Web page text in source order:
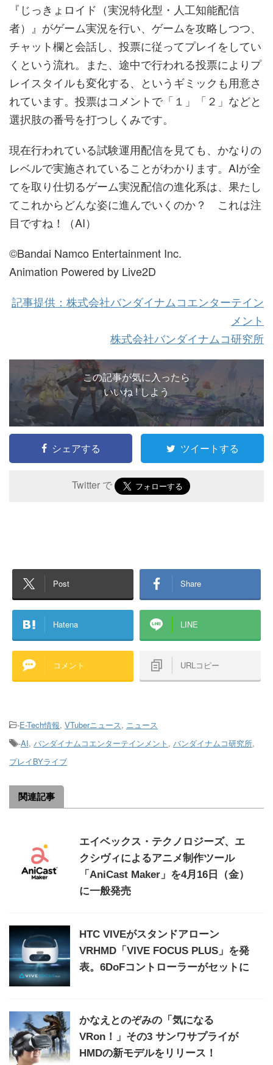
『じっきょロイド（実況特化型・人工知能配信
者）』がゲーム実況を行い、ゲームを攻略しつつ、
チャット欄と会話し、投票に従ってプレイをしてい
くという流れ。また、途中で行われる投票によりプ
レイスタイルも変化する、というギミックも用意さ
れています。投票はコメントで「１」「２」などと
選択肢の番号を打つしくみです。
現在行われている試験運用配信を見ても、かなりの
レベルで実施されていることがわかります。AIが全
てを取り仕切るゲーム実況配信の進化系は、果たし
てこれからどんな姿に進んでいくのか？ これは注
目ですね！（AI）
©Bandai Namco Entertainment Inc.
Animation Powered by Live2D
記事提供：株式会社バンダイナムコエンターテイン
メント
株式会社バンダイナムコ研究所
この記事が気に入ったら
いいね ! しよう
シェアする ツイートする
Twitter で
Post Share
Hatena LINE
コメント URLコピー
-E-Tech情報, VTuberニュース, ニュース
-AI, バンダイナムコエンターテインメント , バンダイナムコ研究所,
プレイBYライブ
関連記事
エイベックス・テクノロジーズ、エ
クシヴィによるアニメ制作ツール
「AniCast Maker」を4月16日（金）
に一般発売
HTC VIVEがスタンドアローン
VRHMD「VIVE FOCUS PLUS」を発
表。6DoFコントローラーがセットに
かなえとのぞみの「気になる
VRon！」その3 サンワサプライが
HMDの新モデルをリリース！